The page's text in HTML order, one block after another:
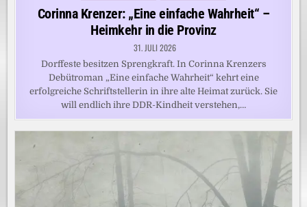
in
Corinna Krenzer: „Eine einfache Wahrheit“ –
Heimkehr in die Provinz
31. JULI 2026
Dorffeste besitzen Sprengkraft. In Corinna Krenzers
Debütroman „Eine einfache Wahrheit“ kehrt eine
erfolgreiche Schriftstellerin in ihre alte Heimat zurück. Sie
will endlich ihre DDR-Kindheit verstehen,…